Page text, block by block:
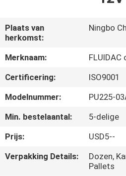
ONGEVEER
ONS
FABRIEKSREIS
CONTACTEER
ONS
Plaats van
herkomst:
Ningbo
Merknaam:
FLUIDAC
Certificering:
ISO9001
Modelnummer:
PU225-
Min. bestelaantal:
5-delige
Prijs:
USD5--
Verpakking Details:
Dozen,
Pallets